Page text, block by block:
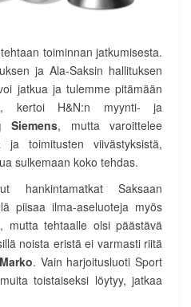
toiminnan jatkumisesta.
ja Ala-Saksin hallituksen
jatkua ja tulemme pitämään
kertoi H&N:n myynti- ja
Siemens, mutta varoittelee
ja toimitusten viivästyksistä,
sulkemaan koko tehdas.
hankintamatkat Saksaan
piisaa ilma-aseluoteja myös
mutta tehtaalle olsi päästävä
noista eristä ei varmasti riitä
Marko. Vain harjoitusluoti Sport
toistaiseksi löytyy, jatkaa